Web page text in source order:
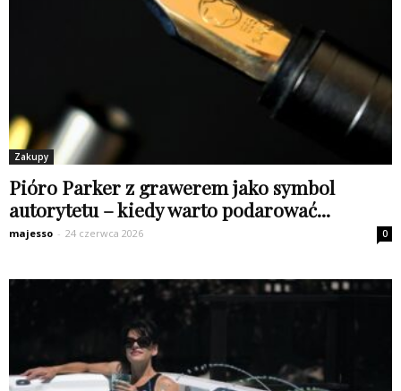
Zakupy
Pióro Parker z grawerem jako symbol
autorytetu – kiedy warto podarować...
majesso - 24 czerwca 2026 0